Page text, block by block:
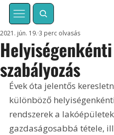
szabályozás
2021. jún. 19. 3 perc olvasás
Évek óta jelentős
különböző
rendszerek a
gazdaságosabbá tétele,